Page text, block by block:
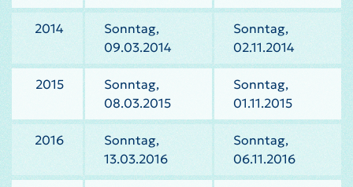
2014
Sonntag,
09.03.2014
Sonntag,
02.11.2014
2015
Sonntag,
08.03.2015
Sonntag,
01.11.2015
2016
Sonntag,
13.03.2016
Sonntag,
06.11.2016